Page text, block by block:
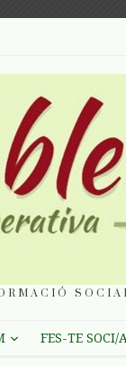
FES-TE SOCI/A